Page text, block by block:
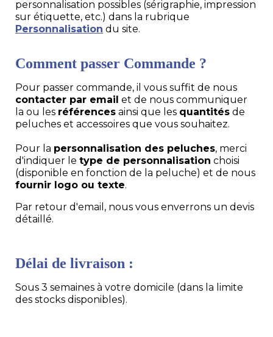
personnalisation possibles (sérigraphie, impression
sur étiquette, etc.) dans la rubrique
Personnalisation du site.
Comment passer Commande ?
Pour passer commande, il vous suffit de nous
contacter par email et de nous communiquer
la ou les références ainsi que les quantités de
peluches et accessoires que vous souhaitez.
Pour la personnalisation des peluches, merci
d'indiquer le type de personnalisation choisi
(disponible en fonction de la peluche) et de nous
fournir logo ou texte.
Par retour d'email, nous vous enverrons un devis
détaillé.
Délai de livraison :
Sous 3 semaines à votre domicile (dans la limite
des stocks disponibles).